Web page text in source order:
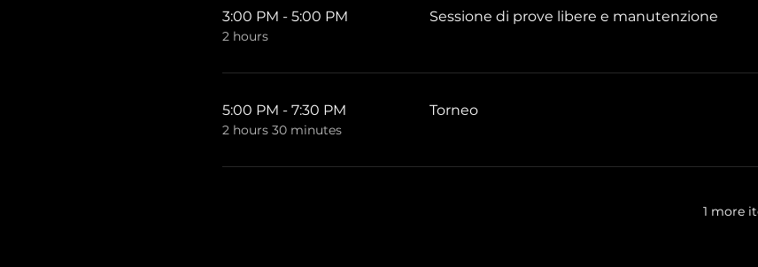
3:00 PM - 5:00 PM
2 hours
Sessione di prove libere e manutenzione
5:00 PM - 7:30 PM
2 hours 30 minutes
Torneo
1 more